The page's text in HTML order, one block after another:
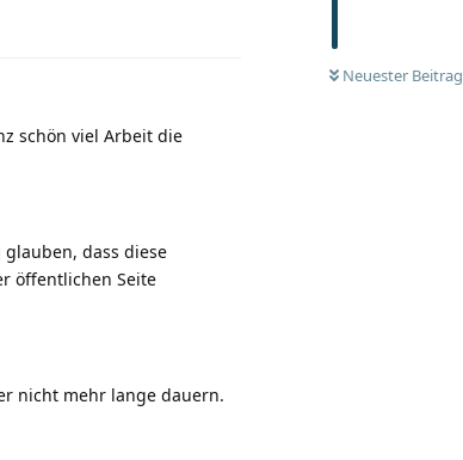
Neuester Beitrag
schön viel Arbeit die
dass diese
öffentlichen Seite
nicht mehr lange dauern.